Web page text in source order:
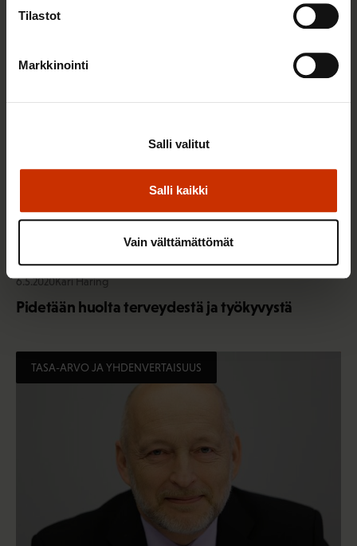
Tilastot
Markkinointi
Salli kaikki
Salli valitut
Vain välttämättömät
6.5.2020Kari Haring
Pidetään huolta terveydestä ja työkyvystä
TASA-ARVO JA YHDENVERTAISUUS